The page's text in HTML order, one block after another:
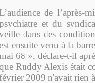
L’audience de l’après-
psychiatre et du
veille dans des
est ensuite venu à la
mai 68 », déclare-t-il
que Ruddy Alexis était
février 2009 n'avait rien